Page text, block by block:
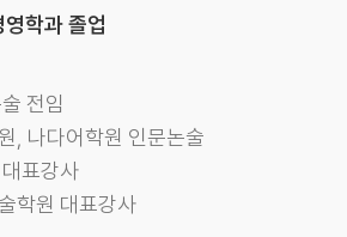
학과 졸업
전임
, 나다어학원 인문논술
표강사
학원 대표강사